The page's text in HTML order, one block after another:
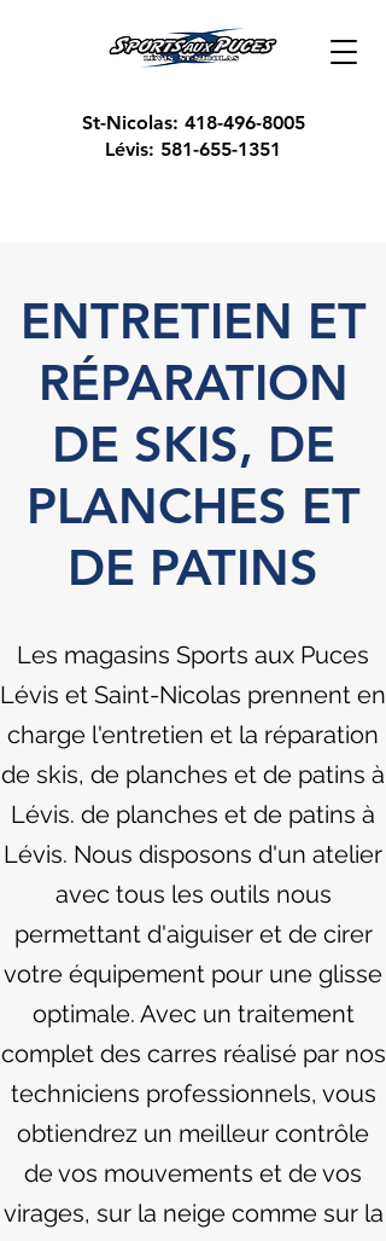
St-Nicolas: 418-496-8005
Lévis: 581-655-1351
ENTRETIEN ET
RÉPARATION
DE SKIS, DE
PLANCHES ET
DE PATINS
Les magasins Sports aux Puces
Lévis et Saint-Nicolas prennent en
charge l'entretien et la réparation
de skis, de planches et de patins à
Lévis. de planches et de patins à
Lévis. Nous disposons d'un atelier
avec tous les outils nous
permettant d'aiguiser et de cirer
votre équipement pour une glisse
optimale. Avec un traitement
complet des carres réalisé par nos
techniciens professionnels, vous
obtiendrez un meilleur contrôle
de vos mouvements et de vos
virages, sur la neige comme sur la